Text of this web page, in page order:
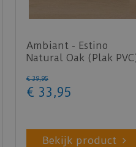
Ambiant - Estino
Natural Oak (Plak
€ 39,95
€ 33 ,95
Bekijk product